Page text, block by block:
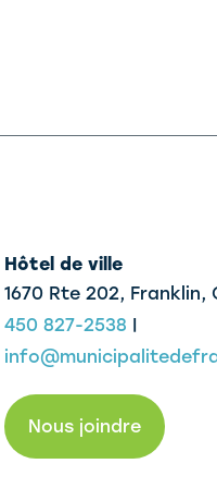
Hôtel de ville
1670 Rte 202, Franklin,
450 827-2538 |
Nous joindre